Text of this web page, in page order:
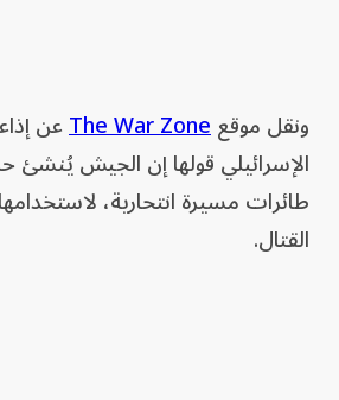
ونقل موقعThe War Zoneعن
الإسرائيلي قولها إن الجيش يُنشئ
طائرات مسيرة انتحارية،
القتال.